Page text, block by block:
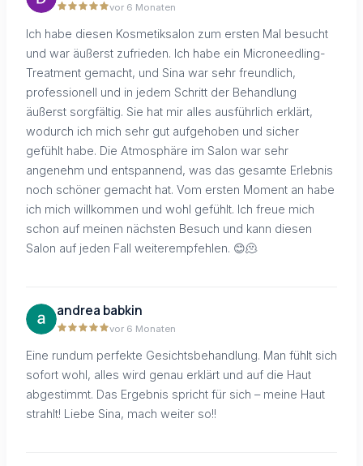
vor 6 Monaten
Ich habe diesen Kosmetiksalon zum ersten Mal besucht
und war äußerst zufrieden. Ich habe ein Microneedling-
Treatment gemacht, und Sina war sehr freundlich,
professionell und in jedem Schritt der Behandlung
äußerst sorgfältig. Sie hat mir alles ausführlich erklärt,
wodurch ich mich sehr gut aufgehoben und sicher
gefühlt habe. Die Atmosphäre im Salon war sehr
angenehm und entspannend, was das gesamte Erlebnis
noch schöner gemacht hat. Vom ersten Moment an habe
ich mich willkommen und wohl gefühlt. Ich freue mich
schon auf meinen nächsten Besuch und kann diesen
Salon auf jeden Fall weiterempfehlen. 😊🫠
andrea babkin
vor 6 Monaten
Eine rundum perfekte Gesichtsbehandlung. Man fühlt sich
sofort wohl, alles wird genau erklärt und auf die Haut
abgestimmt. Das Ergebnis spricht für sich – meine Haut
strahlt! Liebe Sina, mach weiter so!!